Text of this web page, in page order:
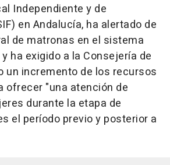
Independiente y de
en Andalucía, ha alertado de
de matronas en el sistema
ha exigido a la Consejería de
un incremento de los recursos
ofrecer "una atención de
durante la etapa de
el período previo y posterior a